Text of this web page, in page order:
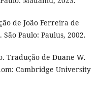
de João Ferreira de
Paulo: Paulus, 2002.
Tradução de Duane W.
Cambridge University